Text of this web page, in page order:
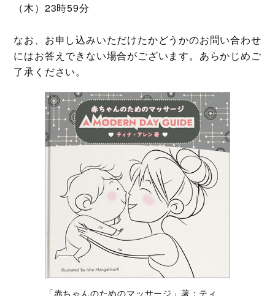
（木）23時59分
なお、お申し込みいただけたかどうかのお問い合わせ
にはお答えできない場合がございます。あらかじめご
了承ください。
「赤ちゃんのためのマッサージ」著：ティ